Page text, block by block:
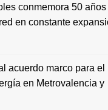
conmemora 50 años
en constante
acuerdo marco para el
en Metrovalencia y